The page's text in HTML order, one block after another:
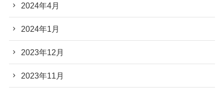
2024年4月
2024年1月
2023年12月
2023年11月